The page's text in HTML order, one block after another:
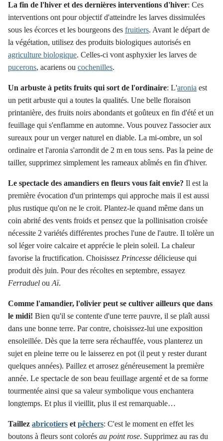
La fin de l'hiver et des dernières interventions d'hiver: Ces
interventions ont pour objectif d'atteindre les larves dissimulées
sous les écorces et les bourgeons des fruitiers. Avant le départ de
la végétation, utilisez des produits biologiques autorisés en
agriculture biologique. Celles-ci vont asphyxier les larves de
pucerons, acariens ou cochenilles.
Un arbuste à petits fruits qui sort de l'ordinaire: L'aronia est
un petit arbuste qui a toutes la qualités. Une belle floraison
printanière, des fruits noirs abondants et goûteux en fin d'été et un
feuillage qui s'enflamme en automne. Vous pouvez l'associer aux
sureaux pour un verger naturel en diable. La mi-ombre, un sol
ordinaire et l'aronia s'arrondit de 2 m en tous sens. Pas la peine de
tailler, supprimez simplement les rameaux abîmés en fin d'hiver.
Le spectacle des amandiers en fleurs vous fait envie? Il est la
première évocation d'un printemps qui approche mais il est aussi
plus rustique qu'on ne le croit. Plantez-le quand même dans un
coin abrité des vents froids et pensez que la pollinisation croisée
nécessite 2 variétés différentes proches l'une de l'autre. Il tolère un
sol léger voire calcaire et apprécie le plein soleil. La chaleur
favorise la fructification. Choisissez Princesse délicieuse qui
produit dès juin. Pour des récoltes en septembre, essayez
Ferraduel ou Aï.
Comme l'amandier, l'olivier peut se cultiver ailleurs que dans
le midi! Bien qu'il se contente d'une terre pauvre, il se plaît aussi
dans une bonne terre. Par contre, choisissez-lui une exposition
ensoleillée. Dès que la terre sera réchauffée, vous planterez un
sujet en pleine terre ou le laisserez en pot (il peut y rester durant
quelques années). Paillez et arrosez généreusement la première
année. Le spectacle de son beau feuillage argenté et de sa forme
tourmentée ainsi que sa valeur symbolique vous enchantera
longtemps. Et plus il vieillit, plus il est remarquable…
Taillez abricotiers et pêchers: C'est le moment en effet les
boutons à fleurs sont colorés au point rose. Supprimez au ras du